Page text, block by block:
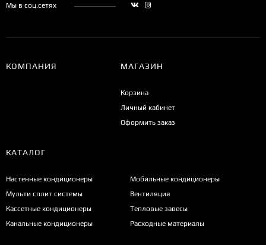
Мы в соц.сетях
КОМПАНИЯ МАГАЗИН
Корзина
Личный кабинет
Оформить заказ
КАТАЛОГ
Настенные кондиционеры
Мульти сплит системы
Кассетные кондиционеры
Канальные кондиционеры
Мобильные кондиционеры
Вентиляция
Тепловые завесы
Расходные материалы